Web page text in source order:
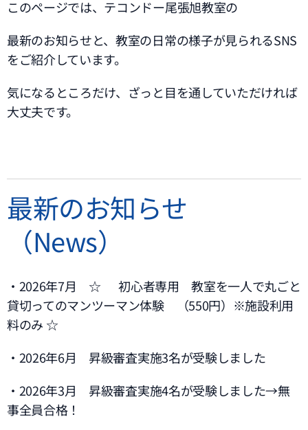
このページでは、テコンドー尾張旭教室の
最新のお知らせと、教室の日常の様子が見られるSNS
をご紹介しています。
気になるところだけ、ざっと目を通していただければ
大丈夫です。
最新のお知らせ
（News）
・2026年7月 ☆🌿 初心者専用 教室を一人で丸ごと
貸切ってのマンツーマン体験 （550円）※施設利用
料のみ ☆
・2026年6月 昇級審査実施3名が受験しました
・2026年3月 昇級審査実施4名が受験しました→無
事全員合格！